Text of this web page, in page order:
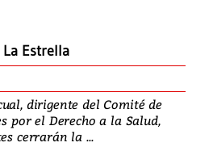
Estrella
dirigente del Comité de
por el Derecho a la Salud,
cerrarán la ...